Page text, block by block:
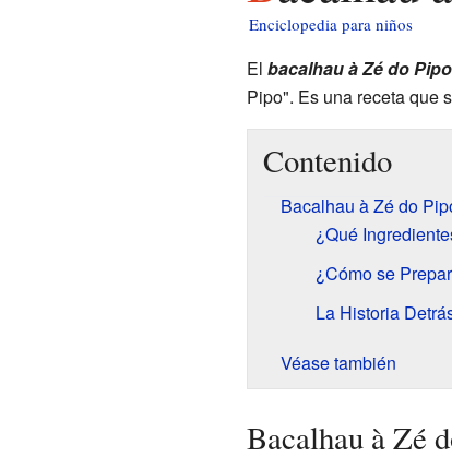
Enciclopedia para niños
El bacalhau à Zé do Pipo
Pipo". Es una receta que
Contenido
Bacalhau à Zé do
¿Qué
¿Cómo se
La Historia
Véase también
Bacalhau à Zé